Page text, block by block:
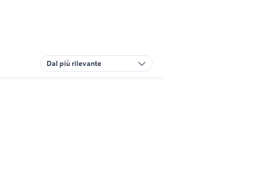
Dal più rilevante